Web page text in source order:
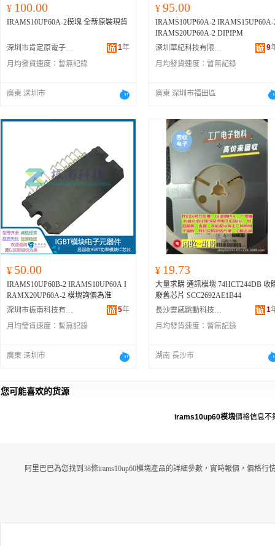
¥ 100.00
IRAMS10UP60A-2模塊 全新原裝現貨
深圳市肯定原電子有限公司 1年
月均發貨速度： 暫無記錄
廣東 深圳市
¥ 95.00
IRAMS10UP60A-2 IRAMS15UP60A-
IRAMS20UP60A-2 DIPIPM
深圳華紀科技有限公司
9
月均發貨速度： 暫無記錄
廣東 深圳市福田區
¥ 50.00
IRAMS10UP60B-2 IRAMS10UP60A I
RAMX20UP60A-2 模塊詢價為准
深圳市振南科技有限公司
5年
月均發貨速度： 暫無記錄
廣東 深圳市
¥ 19.73
大量求購 通訊模塊 74HCT244DB 收
廢舊芯片 SCC2692AE1B44
長沙靈感跳動科技有限公司
1
月均發貨速度： 暫無記錄
湖南 長沙市
您可能喜欢的货源
irams10up60模塊價格信息不
阿里巴巴為您找到38條irams10up60模塊產品的詳細參數，實時報價，價格行